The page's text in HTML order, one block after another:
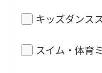
キッズダンス
スイム・体育